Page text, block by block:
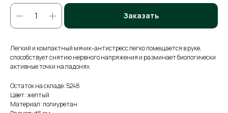
Заказать
Легкий и компактный мячик-антистресс легко помещается в руке,
способствует снятию нервного напряжения и разминает биологически
активные точки на ладонях.
Остаток на складе: 5248
Цвет: желтый
Материал: полиуретан